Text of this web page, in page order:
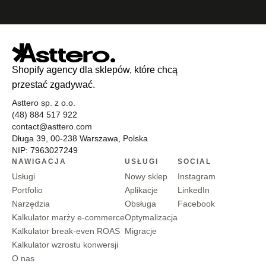
Shopify agency dla sklepów, które chcą
przestać zgadywać.
Asttero sp. z o.o.
(48) 884 517 922
contact@asttero.com
Długa 39, 00-238 Warszawa, Polska
NIP: 7963027249
NAWIGACJA
Usługi
Portfolio
Narzędzia
Kalkulator marży e-commerce
Kalkulator break-even ROAS
Kalkulator wzrostu konwersji
O nas
USŁUGI
Nowy sklep
Aplikacje
Obsługa
Optymalizacja
Migracje
SOCIAL
Instagram
LinkedIn
Facebook